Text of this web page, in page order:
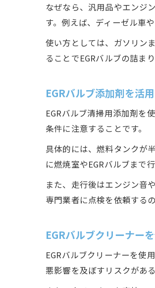
なぜなら、汎用品やエンジ
す。例えば、ディーゼル車
使い方としては、ガソリン
ることでEGRバルブの詰ま
EGRバルブ添加剤を活
EGRバルブ清掃用添加剤を
条件に注意することです。
具体的には、燃料タンクが
に燃焼室やEGRバルブまで
また、走行後はエンジン音
専門業者に点検を依頼する
EGRバルブクリーナー
EGRバルブクリーナーを使
悪影響を及ぼすリスクがあ